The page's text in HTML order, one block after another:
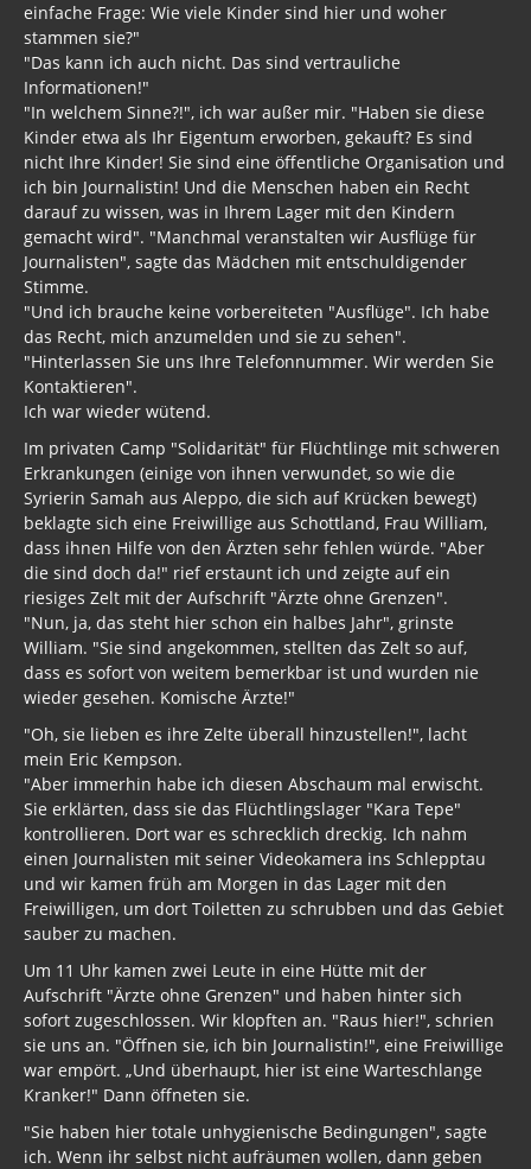
einfache Frage: Wie viele Kinder sind hier und woher
stammen sie?"
"Das kann ich auch nicht. Das sind vertrauliche
Informationen!"
"In welchem Sinne?!", ich war außer mir. "Haben sie diese
Kinder etwa als Ihr Eigentum erworben, gekauft? Es sind
nicht Ihre Kinder! Sie sind eine öffentliche Organisation und
ich bin Journalistin! Und die Menschen haben ein Recht
darauf zu wissen, was in Ihrem Lager mit den Kindern
gemacht wird". "Manchmal veranstalten wir Ausflüge für
Journalisten", sagte das Mädchen mit entschuldigender
Stimme.
"Und ich brauche keine vorbereiteten "Ausflüge". Ich habe
das Recht, mich anzumelden und sie zu sehen".
"Hinterlassen Sie uns Ihre Telefonnummer. Wir werden Sie
Kontaktieren".
Ich war wieder wütend.
Im privaten Camp "Solidarität" für Flüchtlinge mit schweren
Erkrankungen (einige von ihnen verwundet, so wie die
Syrierin Samah aus Aleppo, die sich auf Krücken bewegt)
beklagte sich eine Freiwillige aus Schottland, Frau William,
dass ihnen Hilfe von den Ärzten sehr fehlen würde. "Aber
die sind doch da!" rief erstaunt ich und zeigte auf ein
riesiges Zelt mit der Aufschrift "Ärzte ohne Grenzen".
"Nun, ja, das steht hier schon ein halbes Jahr", grinste
William. "Sie sind angekommen, stellten das Zelt so auf,
dass es sofort von weitem bemerkbar ist und wurden nie
wieder gesehen. Komische Ärzte!"
"Oh, sie lieben es ihre Zelte überall hinzustellen!", lacht
mein Eric Kempson.
"Aber immerhin habe ich diesen Abschaum mal erwischt.
Sie erklärten, dass sie das Flüchtlingslager "Kara Tepe"
kontrollieren. Dort war es schrecklich dreckig. Ich nahm
einen Journalisten mit seiner Videokamera ins Schlepptau
und wir kamen früh am Morgen in das Lager mit den
Freiwilligen, um dort Toiletten zu schrubben und das Gebiet
sauber zu machen.
Um 11 Uhr kamen zwei Leute in eine Hütte mit der
Aufschrift "Ärzte ohne Grenzen" und haben hinter sich
sofort zugeschlossen. Wir klopften an. "Raus hier!", schrien
sie uns an. "Öffnen sie, ich bin Journalistin!", eine Freiwillige
war empört. „Und überhaupt, hier ist eine Warteschlange
Kranker!" Dann öffneten sie.
"Sie haben hier totale unhygienische Bedingungen", sagte
ich. Wenn ihr selbst nicht aufräumen wollen, dann geben